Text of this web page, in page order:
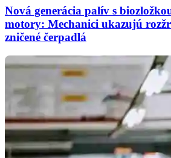
Nová generácia palív s
motory: Mechanici ukazujú
zničené čerpadlá